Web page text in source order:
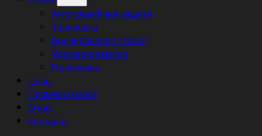
меню
Антигравийная защита
Тонировка
Бронирование стёкол
Удаление вмятин
Полировка
Цены
Примеры работ
О нас
Контакты